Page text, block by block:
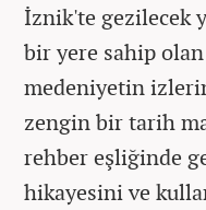
İznik'te gezilecek
bir yere sahip
medeniyetin
zengin bir tarih
rehber eşliğinde
hikayesini ve